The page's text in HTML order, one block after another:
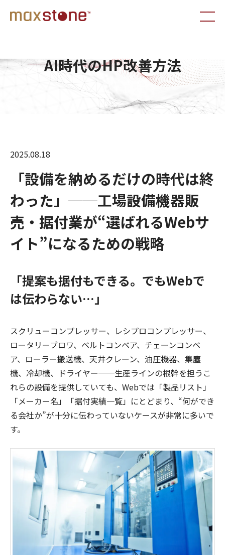
AI時代のHP改善方法
2025.08.18
「設備を納めるだけの時代は終
わった」──工場設備機器販
売・据付業が“選ばれるWebサ
イト”になるための戦略
「提案も据付もできる。でもWebで
は伝わらない…」
スクリューコンプレッサー、レシプロコンプレッサー、
ロータリーブロワ、ベルトコンベア、チェーンコンベ
ア、ローラー搬送機、天井クレーン、油圧機器、集塵
機、冷却機、ドライヤー──生産ラインの根幹を担うこ
れらの設備を提供していても、Webでは「製品リスト」
「メーカー名」「据付実績一覧」にとどまり、“何ができ
る会社か”が十分に伝わっていないケースが非常に多いで
す。